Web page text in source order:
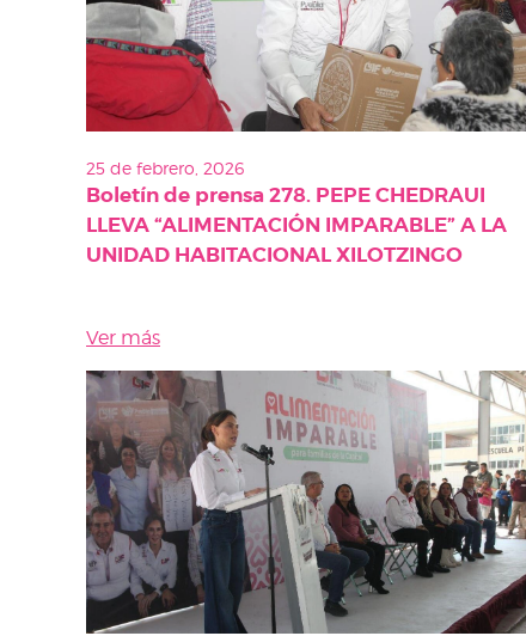
25 de febrero, 2026
Boletín de prensa 278. PEPE CHEDRAUI
LLEVA “ALIMENTACIÓN IMPARABLE” A LA
UNIDAD HABITACIONAL XILOTZINGO
Ver más